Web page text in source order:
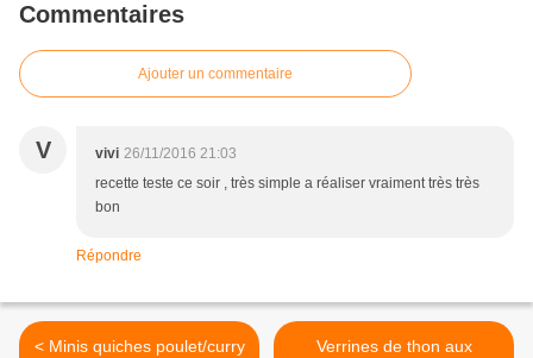
Commentaires
Ajouter un commentaire
V vivi 26/11/2016 21:03
recette teste ce soir , très simple a réaliser vraiment très très
bon
Répondre
< Minis quiches poulet/curry
Verrines de thon aux